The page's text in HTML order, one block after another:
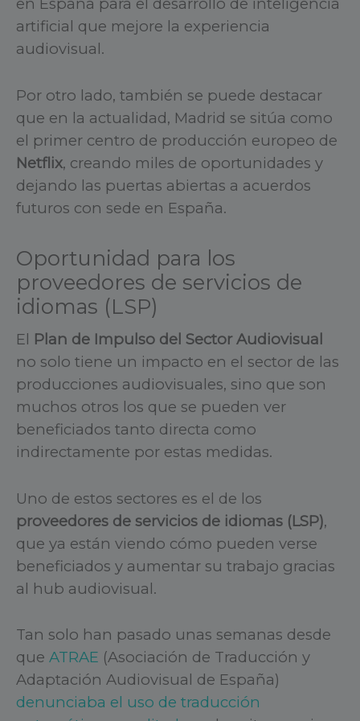
en España para el desarrollo de inteligencia
artificial que mejore la experiencia
audiovisual.
Por otro lado, también se puede destacar
que en la actualidad, Madrid se sitúa como
el primer centro de producción europeo de
Netflix, creando miles de oportunidades y
dejando las puertas abiertas a acuerdos
futuros con sede en España.
Oportunidad para los
proveedores de servicios de
idiomas (LSP)
El Plan de Impulso del Sector Audiovisual
no solo tiene un impacto en el sector de las
producciones audiovisuales, sino que son
muchos otros los que se pueden ver
beneficiados tanto directa como
indirectamente por estas medidas.
Uno de estos sectores es el de los
proveedores de servicios de idiomas (LSP),
que ya están viendo cómo pueden verse
beneficiados y aumentar su trabajo gracias
al hub audiovisual.
Tan solo han pasado unas semanas desde
que ATRAE (Asociación de Traducción y
Adaptación Audiovisual de España)
denunciaba el uso de traducción